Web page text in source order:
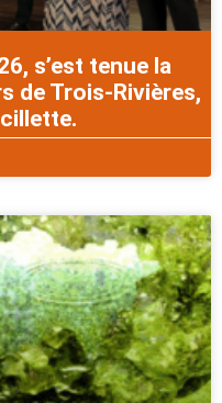
s’est tenue la
de Trois-Rivières,